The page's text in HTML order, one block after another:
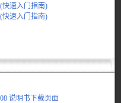
快速入门指南)
快速入门指南)
说明书下载页面